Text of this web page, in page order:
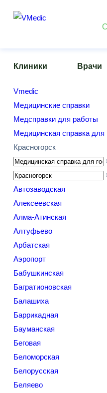
Клиники Врачи
Vmedic
Медицинские справки
Медсправки для работы
Медицинская справка
Красногорск
Автозаводская
Алексеевская
Алма-Атинская
Алтуфьево
Арбатская
Аэропорт
Бабушкинская
Багратионовская
Балашиха
Баррикадная
Бауманская
Беговая
Беломорская
Белорусская
Беляево